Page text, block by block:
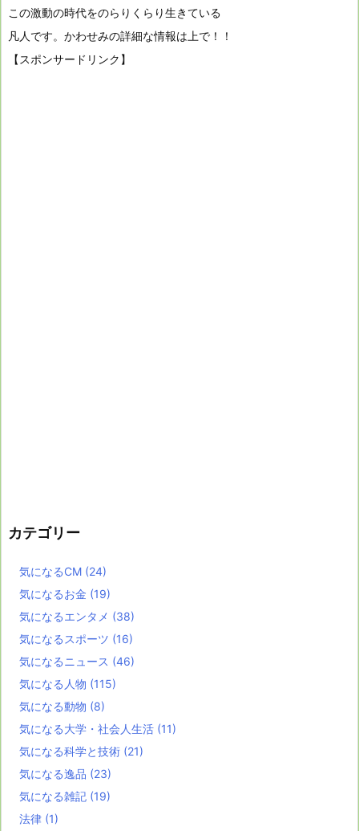
この激動の時代をのらりくらり生きている
凡人です。かわせみの詳細な情報は上で！！
【スポンサードリンク】
カテゴリー
気になるCM (24)
気になるお金 (19)
気になるエンタメ (38)
気になるスポーツ (16)
気になるニュース (46)
気になる人物 (115)
気になる動物 (8)
気になる大学・社会人生活 (11)
気になる科学と技術 (21)
気になる逸品 (23)
気になる雑記 (19)
法律 (1)